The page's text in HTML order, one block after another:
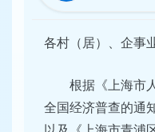
各村（居）、企事
根据《上海市
全国经济普查的通